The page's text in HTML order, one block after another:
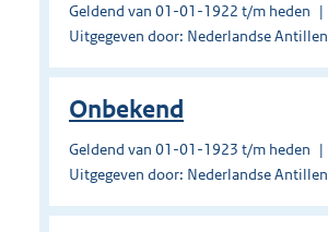
Geldend van 01-01-1922 t/m heden
Uitgegeven door: Nederlandse Antillen
Onbekend
Geldend van 01-01-1923 t/m heden
Uitgegeven door: Nederlandse Antillen